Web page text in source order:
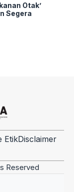
Otak’
Segera
EtikDisclaimer
Reserved